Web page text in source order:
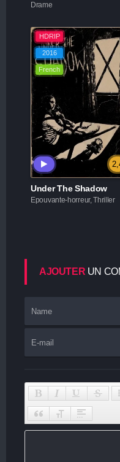
Drame
HDRIP
2016
French
Under The Shadow
Epouvante-horreur, Thriller
AJOUTER UN